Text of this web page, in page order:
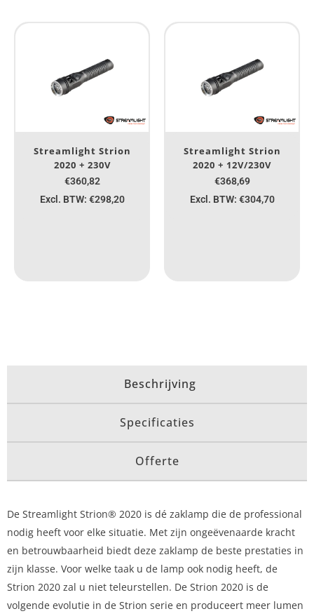
Streamlight Strion
2020 + 230V
€360,82
Excl. BTW: €298,20
Streamlight Strion
2020 + 12V/230V
€368,69
Excl. BTW: €304,70
Beschrijving
Specificaties
Offerte
De Streamlight Strion® 2020 is dé zaklamp die de professional
nodig heeft voor elke situatie. Met zijn ongeëvenaarde kracht
en betrouwbaarheid biedt deze zaklamp de beste prestaties in
zijn klasse. Voor welke taak u de lamp ook nodig heeft, de
Strion 2020 zal u niet teleurstellen. De Strion 2020 is de
volgende evolutie in de Strion serie en produceert meer lumen